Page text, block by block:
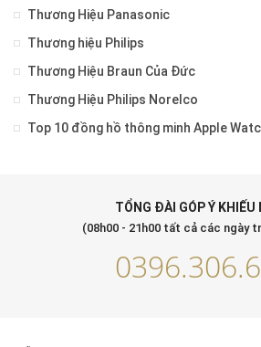
Thương Hiệu Panasonic
Thương hiệu Philips
Thương Hiệu Braun Của Đức
Thương Hiệu Philips Norelco
Top 10 đồng hồ thông minh Apple
TỔNG ĐÀI GÓP Ý KHIẾU
(08h00 - 21h00 tất cả các ngày